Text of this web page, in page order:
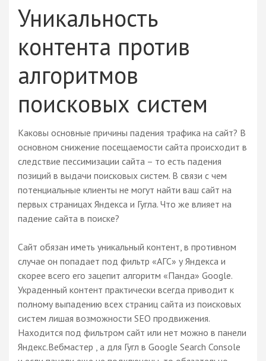
Уникальность
контента против
алгоритмов
поисковых систем
Каковы основные причины падения трафика на сайт? В
основном снижение посещаемости сайта происходит в
следствие пессимизации сайта – то есть падения
позиций в выдачи поисковых систем. В связи с чем
потенциальные клиенты не могут найти ваш сайт на
первых страницах Яндекса и Гугла. Что же влияет на
падение сайта в поиске?
Сайт обязан иметь уникальный контент, в противном
случае он попадает под фильтр «АГС» у Яндекса и
скорее всего его зацепит алгоритм «Панда» Google.
Украденный контент практически всегда приводит к
полному выпадению всех страниц сайта из поисковых
систем лишая возможности SEO продвижения.
Находится под фильтром сайт или нет можно в панели
Яндекс.Вебмастер , а для Гугл в Google Search Console